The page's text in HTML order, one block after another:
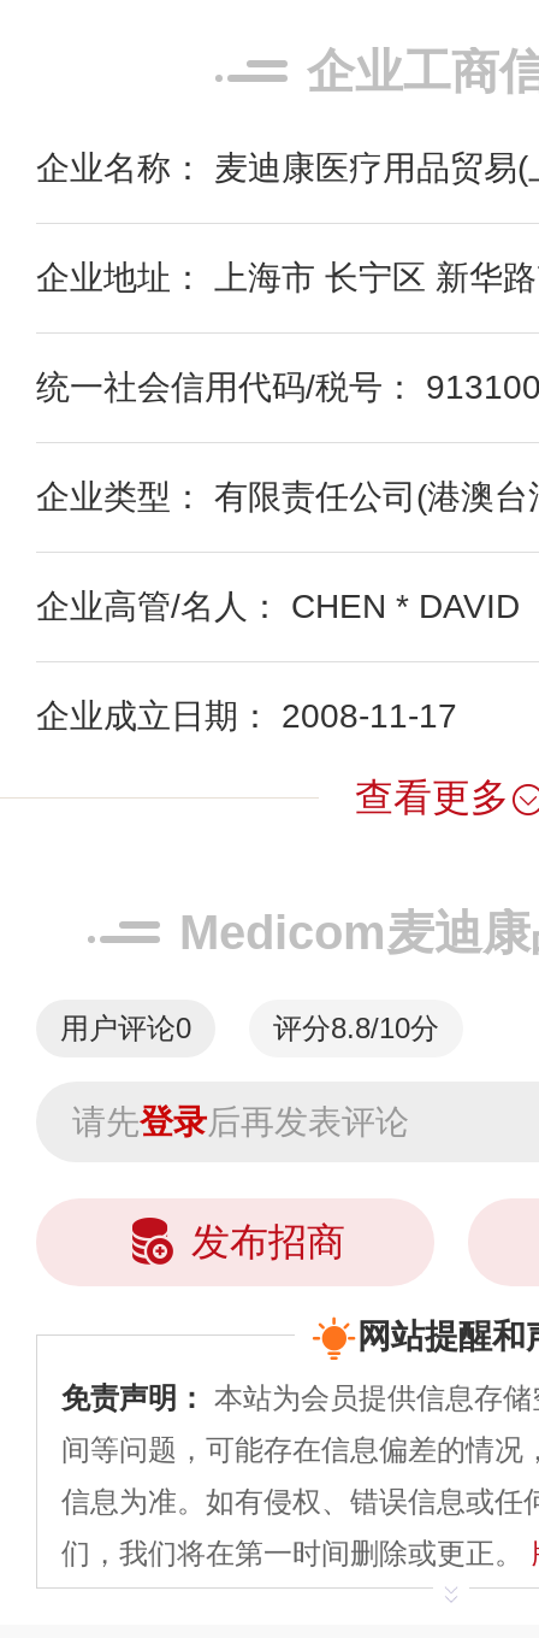
企业工商
企业名称： 麦迪康医疗用品贸易
企业地址： 上海市 长宁区 新华
统一社会信用代码/税号：
企业类型： 有限责任公司(港澳台
企业高管/名人： CHEN * DAVID
企业成立日期： 2008-11-17
查看更多
Medicom麦迪
用户评论0 评分8.8/10分
请先登录后再发表评论
发布招商
网站提醒和
免责声明： 本站为会员提供信息存
间等问题，可能存在信息偏差的情况
信息为准。如有侵权、错误信息或任
们，我们将在第一时间删除或更正。
平台自有内容（文字